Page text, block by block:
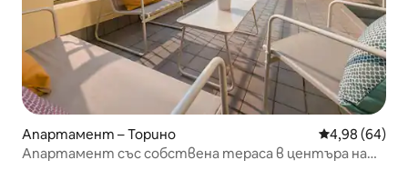
Апартамент – Торино Средна
4,98 (64)
Апартамент със собствена тераса в центъра на